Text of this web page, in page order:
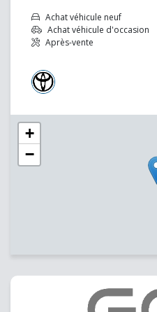
Achat véhicule neuf
Achat véhicule d'occasion
Après-vente
+
−